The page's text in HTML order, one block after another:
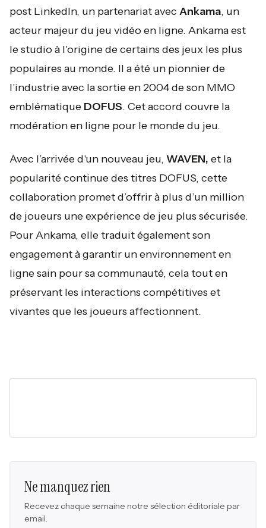
post LinkedIn, un partenariat avec Ankama, un
acteur majeur du jeu vidéo en ligne. Ankama est
le studio à l'origine de certains des jeux les plus
populaires au monde. Il a été un pionnier de
l'industrie avec la sortie en 2004 de son MMO
emblématique DOFUS. Cet accord couvre la
modération en ligne pour le monde du jeu.
Avec l’arrivée d'un nouveau jeu, WAVEN, et la
popularité continue des titres DOFUS, cette
collaboration promet d’offrir à plus d’un million
de joueurs une expérience de jeu plus sécurisée.
Pour Ankama, elle traduit également son
engagement à garantir un environnement en
ligne sain pour sa communauté, cela tout en
préservant les interactions compétitives et
vivantes que les joueurs affectionnent.
Ne manquez rien
Recevez chaque semaine notre sélection éditoriale par
email.